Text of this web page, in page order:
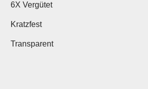
6X Vergütet
Kratzfest
Transparent